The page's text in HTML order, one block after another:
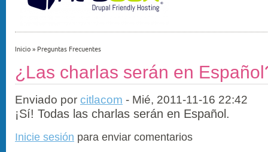
Inicio » Preguntas Frecuentes
¿Las charlas serán en
Enviado por citlacom - Mié, 2011-11-16 22:42
¡Sí! Todas las charlas serán en Español.
Inicie sesión para enviar comentarios